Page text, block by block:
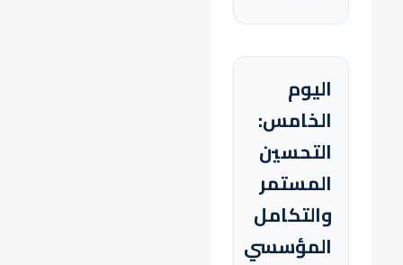
اليوم
الخامس:
التحسين
المستمر
والتكامل
المؤسسي